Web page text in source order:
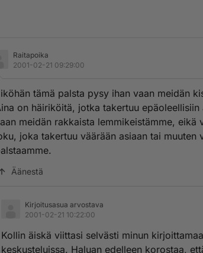
Raitapoika
2001-02-21 09:29:00
tämä palsta pysy ihan vaan meidän
on häiriköitä, jotka takertuu
meidän rakkaista lemmikeistämme, eikä
joka takertuu väärään asiaan tai muuten
Äänestä
Kirjoitusasua arvostava
2001-02-21 10:22:00
Kollin äiskä viittasi selvästi minun
keskusteluissa. Haluan edelleen korostaa,